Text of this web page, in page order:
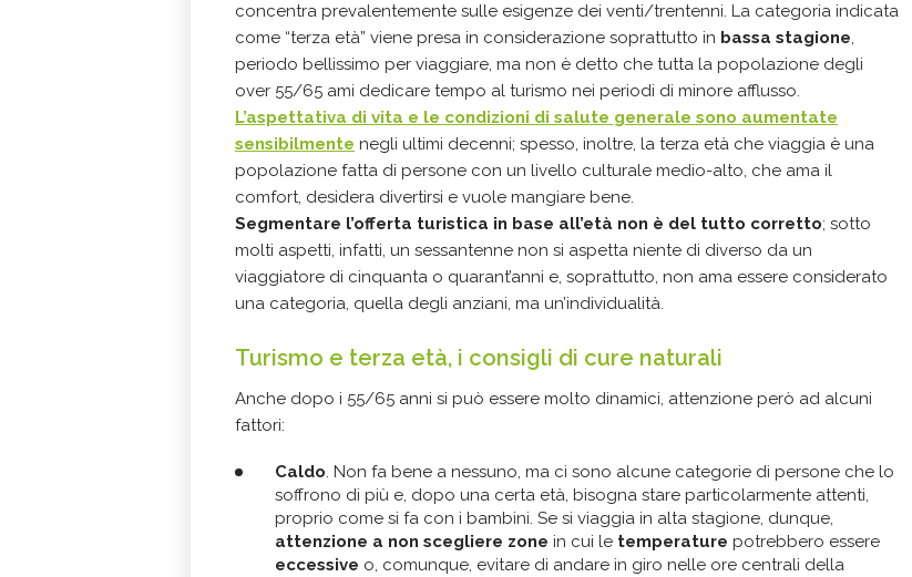
concentra prevalentemente sulle esigenze dei venti/trentenni. La categoria indicata
come “terza età” viene presa in considerazione soprattutto in bassa stagione,
periodo bellissimo per viaggiare, ma non è detto che tutta la popolazione degli
over 55/65 ami dedicare tempo al turismo nei periodi di minore afflusso.
L’aspettativa di vita e le condizioni di salute generale sono aumentate
sensibilmente negli ultimi decenni; spesso, inoltre, la terza età che viaggia è una
popolazione fatta di persone con un livello culturale medio-alto, che ama il
comfort, desidera divertirsi e vuole mangiare bene.
Segmentare l’offerta turistica in base all’età non è del tutto corretto; sotto
molti aspetti, infatti, un sessantenne non si aspetta niente di diverso da un
viaggiatore di cinquanta o quarant’anni e, soprattutto, non ama essere considerato
una categoria, quella degli anziani, ma un’individualità.
Turismo e terza età, i consigli di cure naturali
Anche dopo i 55/65 anni si può essere molto dinamici, attenzione però ad alcuni
fattori:
Caldo. Non fa bene a nessuno, ma ci sono alcune categorie di persone che lo
soffrono di più e, dopo una certa età, bisogna stare particolarmente attenti,
proprio come si fa con i bambini. Se si viaggia in alta stagione, dunque,
attenzione a non scegliere zone in cui le temperature potrebbero essere
eccessive o, comunque, evitare di andare in giro nelle ore centrali della